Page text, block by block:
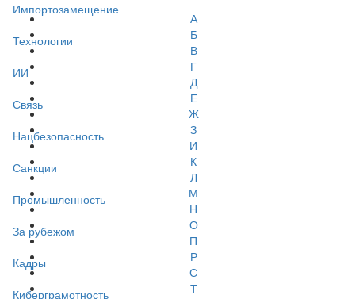
Импортозамещение
Технологии
ИИ
Связь
Нацбезопасность
Санкции
Промышленность
За рубежом
Кадры
Киберграмотность
А
Б
В
Г
Д
Е
Ж
З
И
К
Л
М
Н
О
П
Р
С
Т